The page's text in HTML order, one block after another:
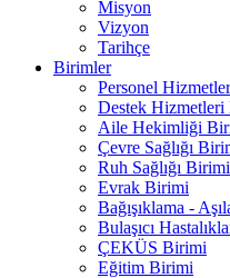
Misyon
Vizyon
Tarihçe
Birimler
Personel
Destek
Aile Hekimliği
Çevre Sağlığı
Ruh Sağlığı
Evrak Birimi
Bağışıklama -
Bulaşıcı
ÇEKÜS Birimi
Eğitim Birimi